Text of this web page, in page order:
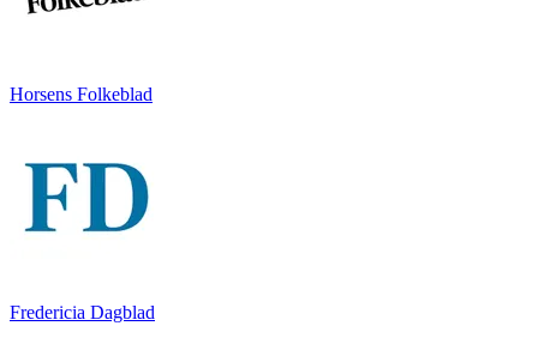
Horsens Folkeblad
Fredericia Dagblad